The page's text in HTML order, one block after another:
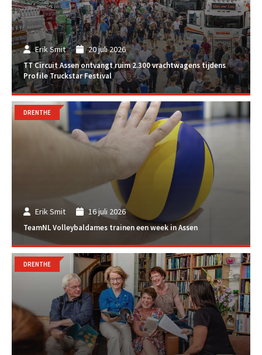
Erik Smit 20 juli 2026
TT Circuit Assen ontvangt ruim 2.300 vrachtwagens tijdens
Profile Truckstar Festival
Erik Smit 16 juli 2026
TeamNL Volleybaldames trainen een week in Assen
DRENTHE
DRENTHE